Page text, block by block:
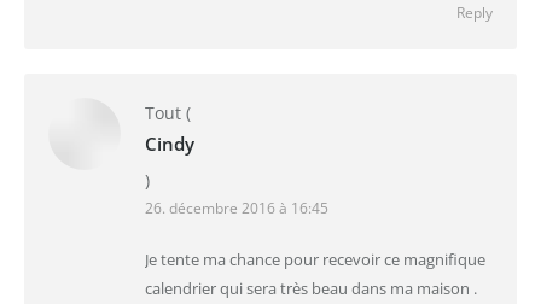
Reply
Tout (
Cindy
)
26. décembre 2016 à 16:45
Je tente ma chance pour recevoir ce magnifique
calendrier qui sera très beau dans ma maison .